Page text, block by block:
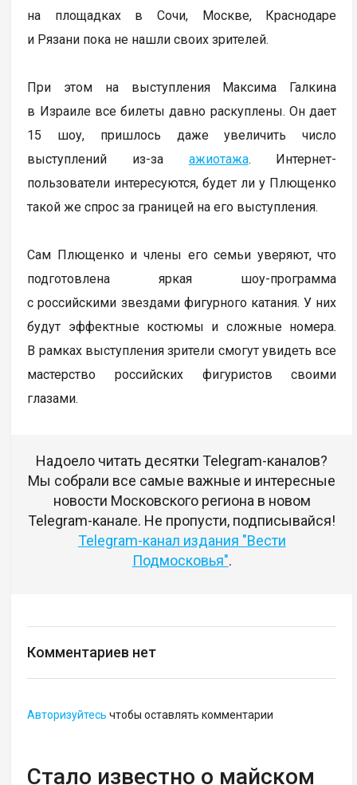
на площадках в Сочи, Москве, Краснодаре
и Рязани пока не нашли своих зрителей.
При этом на выступления Максима Галкина
в Израиле все билеты давно раскуплены. Он дает
15 шоу, пришлось даже увеличить число
выступлений из-за ажиотажа. Интернет-
пользователи интересуются, будет ли у Плющенко
такой же спрос за границей на его выступления.
Сам Плющенко и члены его семьи уверяют, что
подготовлена яркая шоу-программа
с российскими звездами фигурного катания. У них
будут эффектные костюмы и сложные номера.
В рамках выступления зрители смогут увидеть все
мастерство российских фигуристов своими
глазами.
Надоело читать десятки Telegram-каналов?
Мы собрали все самые важные и интересные
новости Московского региона в новом
Telegram-канале. Не пропусти, подписывайся!
Telegram-канал издания "Вести
Подмосковья".
Комментариев нет
Авторизуйтесь чтобы оставлять комментарии
Стало известно о майском